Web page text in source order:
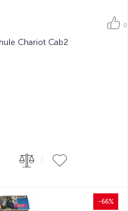
0
Chariot Cab2
-66%